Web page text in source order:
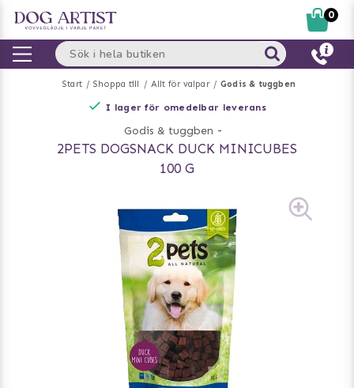
Start Shoppa till Allt för valpar Godis & tuggben
I lager för omedelbar leverans
Godis & tuggben -
2PETS DOGSNACK DUCK MINICUBES
100 G
0